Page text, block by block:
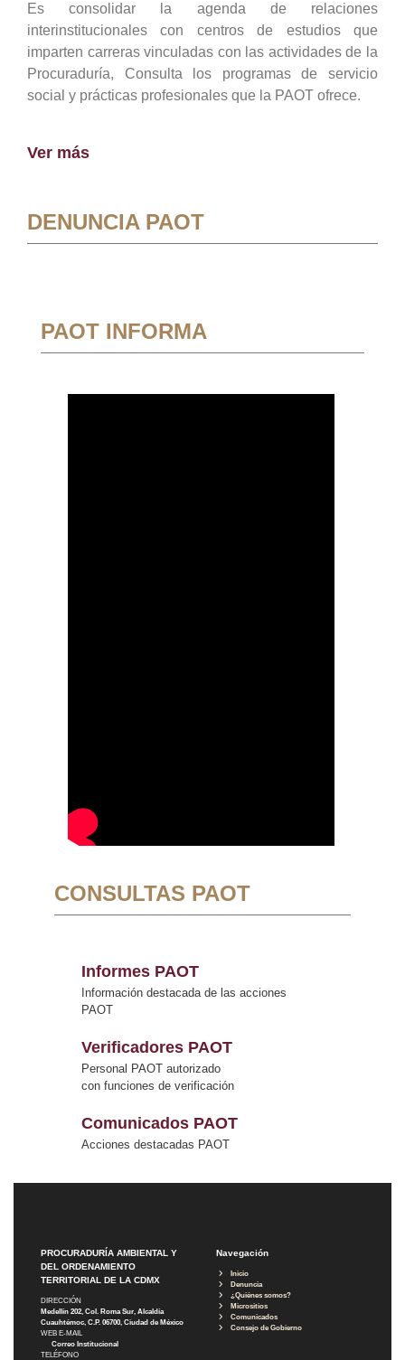
Es consolidar la agenda de relaciones
interinstitucionales con centros de estudios que
imparten carreras vinculadas con las actividades de la
Procuraduría, Consulta los programas de servicio
social y prácticas profesionales que la PAOT ofrece.
Ver más
DENUNCIA PAOT
PAOT INFORMA
CONSULTAS PAOT
Informes PAOT
Información destacada de las acciones
PAOT
Verificadores PAOT
Personal PAOT autorizado
con funciones de verificación
Comunicados PAOT
Acciones destacadas PAOT
PROCURADURÍA AMBIENTAL Y
DEL ORDENAMIENTO
TERRITORIAL DE LA CDMX
DIRECCIÓN
Medellín 202, Col. Roma Sur, Alcaldía
Cuauhtémoc, C.P. 06700, Ciudad de México
WEB E-MAIL
Correo Institucional
TELÉFONO
Navegación
Inicio
Denuncia
¿Quiénes somos?
Micrositios
Comunicados
Consejo de Gobierno